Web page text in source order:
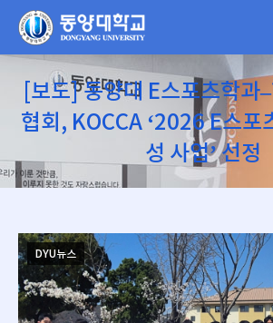
[보도] 동양대 E스포츠학과
협회, KOCCA ‘2026 E스포
성 사업’ 선정
You are
DYU뉴스